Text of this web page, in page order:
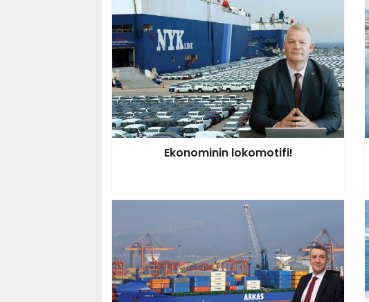
Ekonominin lokomotifi!